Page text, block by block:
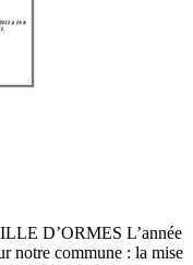
D’ORMES L’année
notre commune : la mise